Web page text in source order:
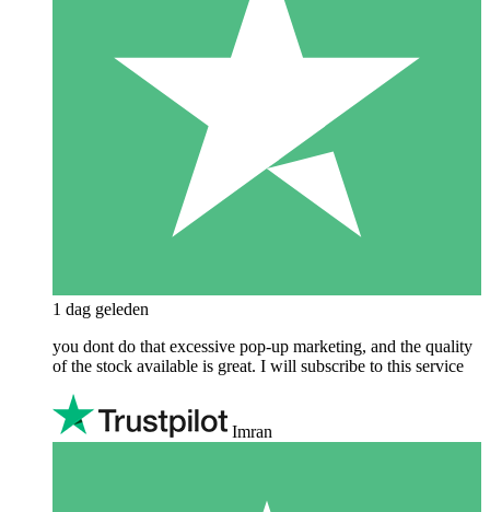
1 dag geleden
you dont do that excessive pop-up marketing, and the quality
of the stock available is great. I will subscribe to this service
Imran